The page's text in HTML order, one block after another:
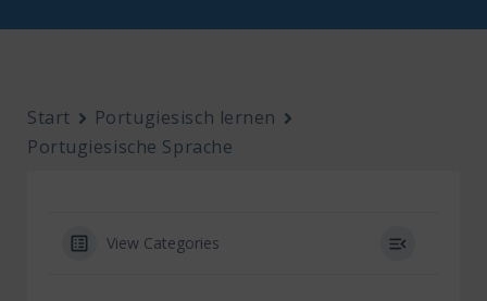
Start
Portugiesisch lernen
Portugiesische Sprache
View Categories